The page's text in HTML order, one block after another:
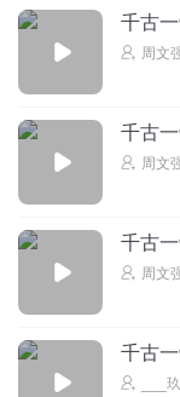
千古
周文
千古
周文
千古
周文
千古
___